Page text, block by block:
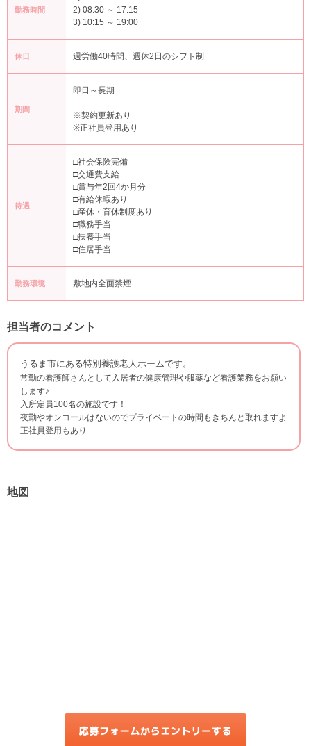
勤務時間
2) 08:30 ～ 17:15
3) 10:15 ～ 19:00
休日 週労働40時間、週休2日のシフト制
期間
即日～長期
※契約更新あり
※正社員登用あり
待遇
□社会保険完備
□交通費支給
□賞与年2回4か月分
□有給休暇あり
□産休・育休制度あり
□職務手当
□扶養手当
□住居手当
勤務環境 敷地内全面禁煙
担当者のコメント
うるま市にある特別養護老人ホームです。
常勤の看護師さんとして入居者の健康管理や服薬など看護業務をお願い
します♪
入所定員100名の施設です！
夜勤やオンコールはないのでプライベートの時間もきちんと取れますよ
正社員登用もあり
地図